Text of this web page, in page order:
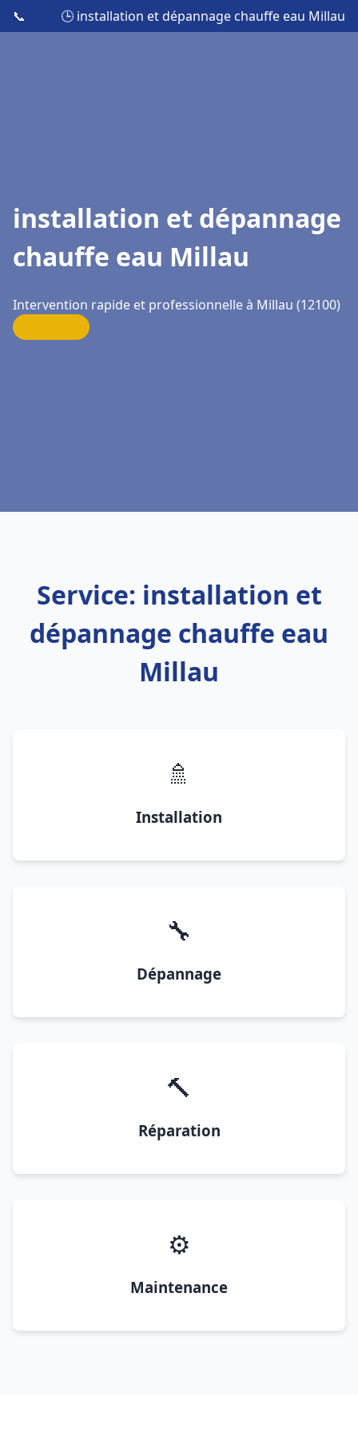
📞 🕒 installation et dépannage chauffe eau Millau
installation et dépannage
chauffe eau Millau
Intervention rapide et professionnelle à Millau (12100)
Service: installation et
dépannage chauffe eau
Millau
🚿
Installation
🔧
Dépannage
🔨
Réparation
⚙️
Maintenance